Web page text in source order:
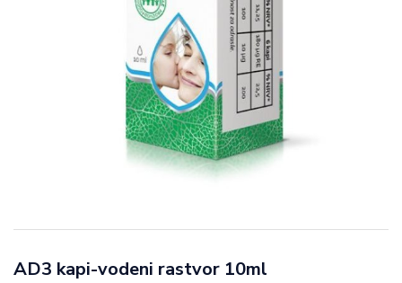
AD3 kapi-vodeni rastvor 10ml